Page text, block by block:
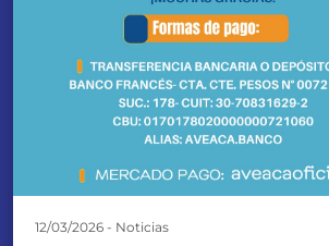
12/03/2026 - Noticias